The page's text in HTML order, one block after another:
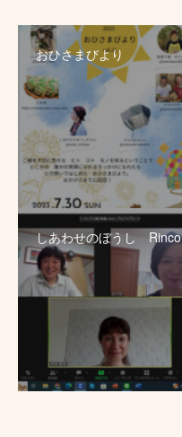
おひさまびより
しあわせのぼうし Rinco